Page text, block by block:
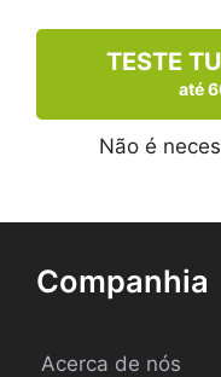
TESTE
até
Não é
Companhia
Acerca de nós